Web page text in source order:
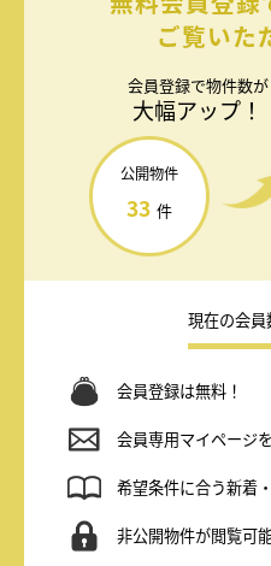
ご覧いた
会員登録で物件数が
大幅アップ！
公開物件
33 件
現在の会員
会員登録は無料！
会員専用マイページ
希望条件に合う新着
非公開物件が閲覧可